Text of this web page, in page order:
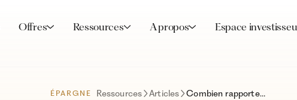
Offres Ressources A propos Espace
ÉPARGNE Ressources Articles Combien rapportent 500 000 euros placés ? Que faire avec ? (Comment placer, investir)